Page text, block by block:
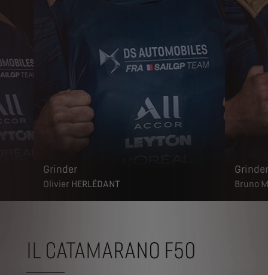
Grinder
Olivier HERLÉDANT
Grinder
Bruno
IL CATAMARANO F50